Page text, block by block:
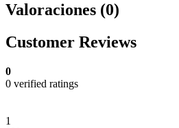
Valoraciones (0)
Customer Reviews
0
0 verified ratings
1